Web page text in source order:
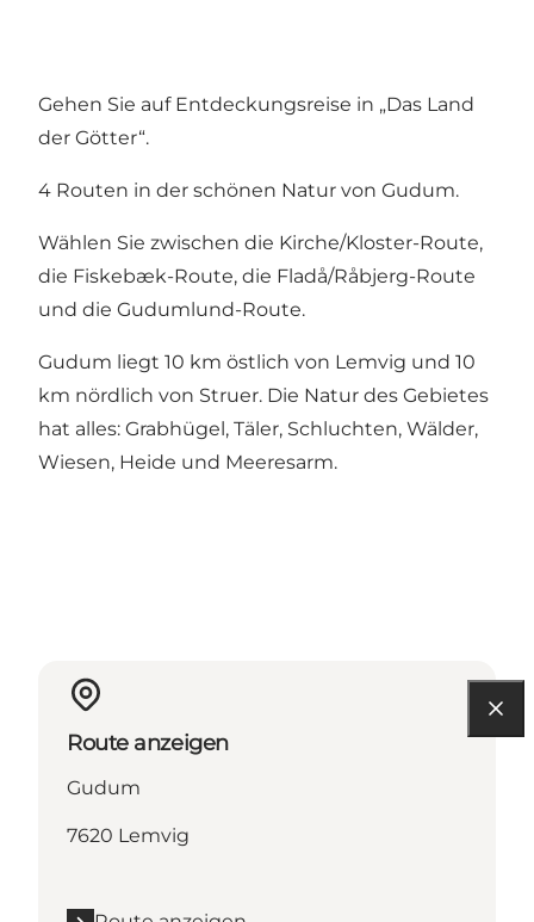
Gehen Sie auf Entdeckungsreise in „Das Land
der Götter“.
4 Routen in der schönen Natur von Gudum.
Wählen Sie zwischen die Kirche/Kloster-Route,
die Fiskebæk-Route, die Fladå/Råbjerg-Route
und die Gudumlund-Route.
Gudum liegt 10 km östlich von Lemvig und 10
km nördlich von Struer. Die Natur des Gebietes
hat alles: Grabhügel, Täler, Schluchten, Wälder,
Wiesen, Heide und Meeresarm.
Route anzeigen
Gudum
7620 Lemvig